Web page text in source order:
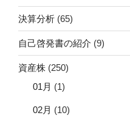
決算分析 (65)
自己啓発書の紹介 (9)
資産株 (250)
01月 (1)
02月 (10)